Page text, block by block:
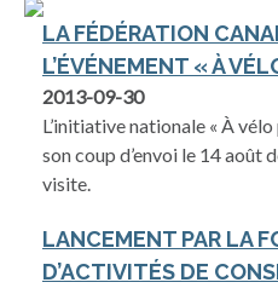
LA FÉDÉRATION
L’ÉVÉNEMENT « À
2013-09-30
L’initiative nationale « À
son coup d’envoi le 14 août
visite.
LANCEMENT PAR LA
D’ACTIVITÉS DE